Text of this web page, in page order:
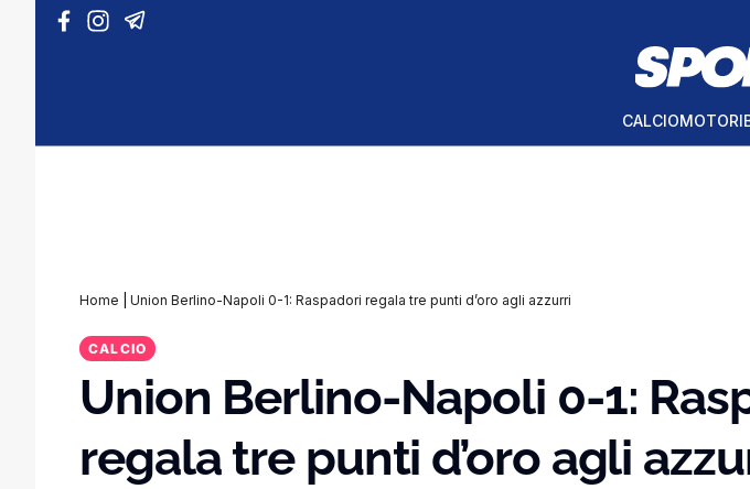
Vai al contenuto
CALCIOMOTORI
Home Union Berlino-Napoli 0-1: Raspadori regala tre punti d’oro agli azzurri
CALCIO
Union Berlino-Napoli 0-1:
regala tre punti d’oro agli